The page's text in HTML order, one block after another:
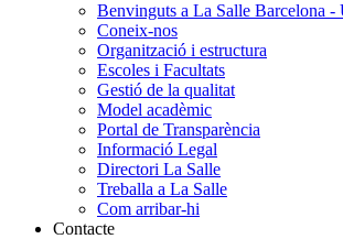
Benvinguts a La Salle Barcelona
Coneix-nos
Organització i estructura
Escoles i Facultats
Gestió de la qualitat
Model acadèmic
Portal de Transparència
Informació Legal
Directori La Salle
Treballa a La Salle
Com arribar-hi
Contacte